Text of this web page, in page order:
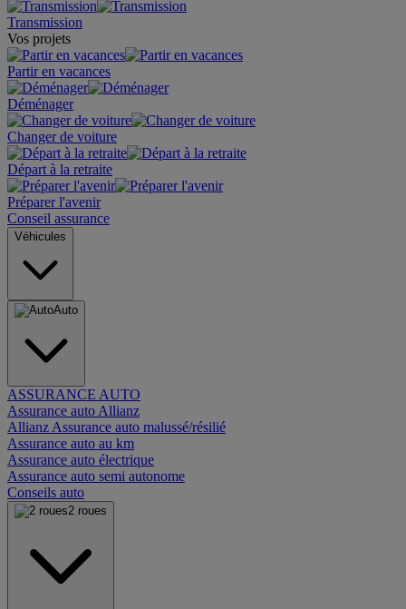
Transmission
Vos projets
Partir en vacances
Déménager
Changer de voiture
Départ à la retraite
Préparer l'avenir
Conseil assurance
Véhicules
Auto
ASSURANCE AUTO
Assurance auto Allianz
Allianz Assurance auto malussé/résilié
Assurance auto au km
Assurance auto électrique
Assurance auto semi autonome
Conseils auto
2 roues